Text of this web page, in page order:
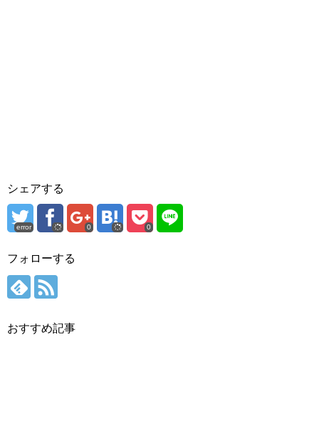
シェアする
error 0 0
フォローする
おすすめ記事